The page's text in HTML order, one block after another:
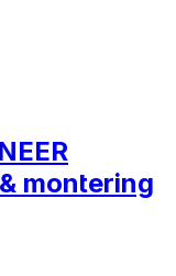
montering